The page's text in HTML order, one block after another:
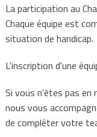
La participation au
Chaque équipe est
situation de handicap.
L'inscription d'une
Si vous n'êtes pas en
nous vous
de compléter votre